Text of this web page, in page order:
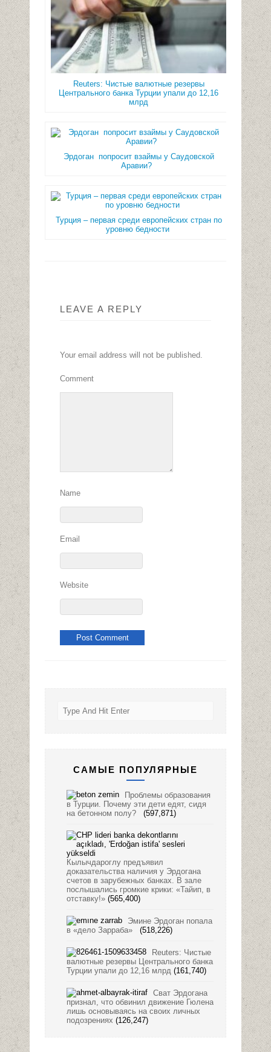
Reuters: Чистые валютные резервы
Центрального банка Турции упали до 12,16
млрд
Эрдоган попросит взаймы у Саудовской
Аравии?
Турция – первая среди европейских стран по
уровню бедности
LEAVE A REPLY
Your email address will not be published.
Comment
Name
Email
Website
САМЫЕ ПОПУЛЯРНЫЕ
Проблемы образования
в Турции. Почему эти дети едят, сидя
на бетонном полу?
(597,871)
Кылычдароглу предъявил
доказательства наличия у Эрдогана
счетов в зарубежных банках. В зале
послышались громкие крики: «Тайип, в
отставку!» (565,400)
Эмине Эрдоган попала
в «дело Зарраба»
(518,226)
Reuters: Чистые
валютные резервы Центрального банка
Турции упали до 12,16 млрд (161,740)
Сват Эрдогана
признал, что обвинил движение Гюлена
лишь основываясь на своих личных
подозрениях (126,247)